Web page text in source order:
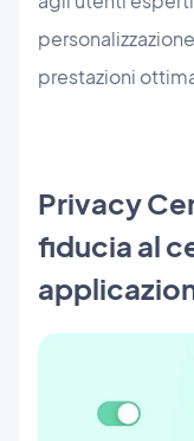
prestazioni
Privacy
fiducia al